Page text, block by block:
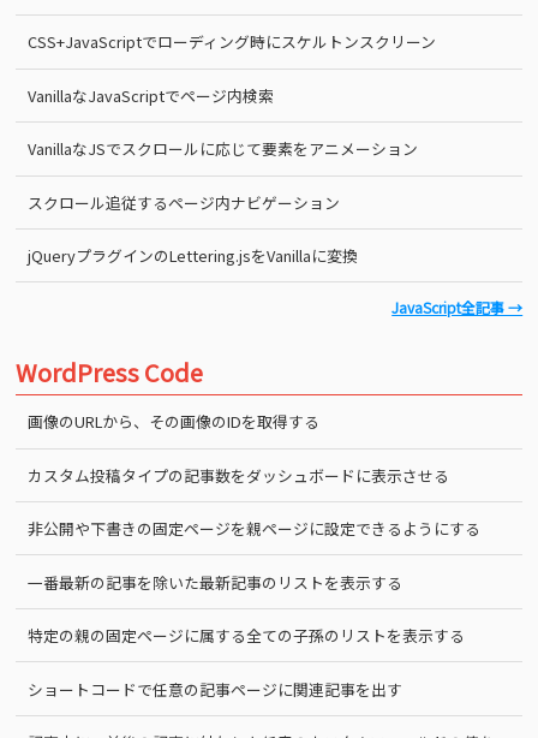
CSS+JavaScriptでローディング時にスケルトンスクリーン
VanillaなJavaScriptでページ内検索
VanillaなJSでスクロールに応じて要素をアニメーション
スクロール追従するページ内ナビゲーション
jQueryプラグインのLettering.jsをVanillaに変換
JavaScript全記事 →
WordPress Code
画像のURLから、その画像のIDを取得する
カスタム投稿タイプの記事数をダッシュボードに表示させる
非公開や下書きの固定ページを親ページに設定できるようにする
一番最新の記事を除いた最新記事のリストを表示する
特定の親の固定ページに属する全ての子孫のリストを表示する
ショートコードで任意の記事ページに関連記事を出す